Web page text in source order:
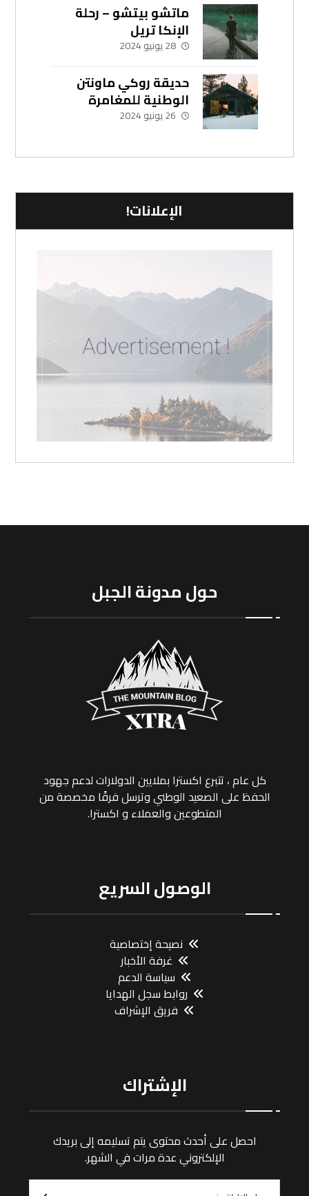
ماتشو بيتشو – رحلة
الإنكا تريل
28 يونيو 2024
حديقة روكي ماونتن
الوطنية للمغامرة
العائلية
26 يونيو 2024
الإعلانات!
حول مدونة الجبل
كل عام ، تتبرع اکسترا بملايين الدولارات لدعم جهود
الحفظ على الصعيد الوطني وترسل فرقًا مخصصة من
المتطوعين والعملاء و اکسترا.
الوصول السريع
نصيحة إختصاصية
غرفة الأخبار
سياسة الدعم
روابط سجل الهدايا
فريق الإشراف
الإشتراك
احصل على أحدث محتوى يتم تسليمه إلى بريدك
الإلكتروني عدة مرات في الشهر.